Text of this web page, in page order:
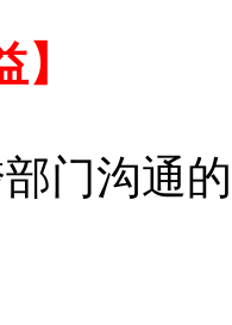
沟通的